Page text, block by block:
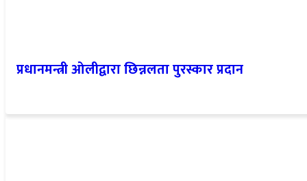
प्रधानमन्त्री ओलीद्वारा छिन्नलता पुरस्कार प्रदान